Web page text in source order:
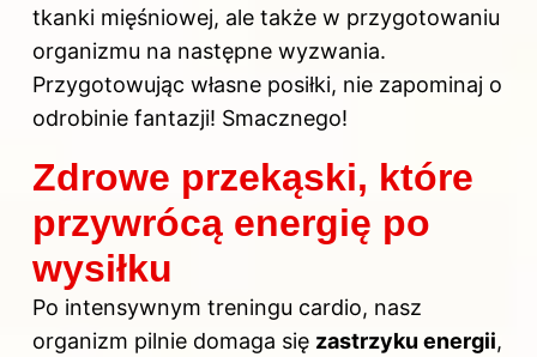
tkanki mięśniowej, ale także w przygotowaniu
organizmu na następne wyzwania.
Przygotowując własne posiłki, nie zapominaj o
odrobinie fantazji! Smacznego!
Zdrowe przekąski, które
przywrócą energię po
wysiłku
Po intensywnym treningu cardio, nasz
organizm pilnie domaga się zastrzyku energii,